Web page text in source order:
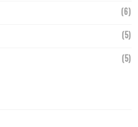
(6)
(5)
(5)